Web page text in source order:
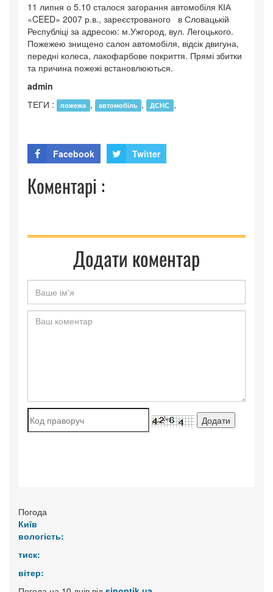
11 липня о 5.10 сталося загорання автомобіля КІА
«CEED» 2007 р.в., зареєстрованого в Словацькій
Республіці за адресою: м.Ужгород, вул. Легоцького.
Пожежею знищено салон автомобіля, відсік двигуна,
передні колеса, лакофарбове покриття. Прямі збитки
та причина пожежі встановлюються.
admin
ТЕГИ :
пожежа , автомобіль , ДСНС ,
Facebook Twitter
Коментарі :
Додати коментар
Погода
Київ
вологість:
тиск:
вітер: